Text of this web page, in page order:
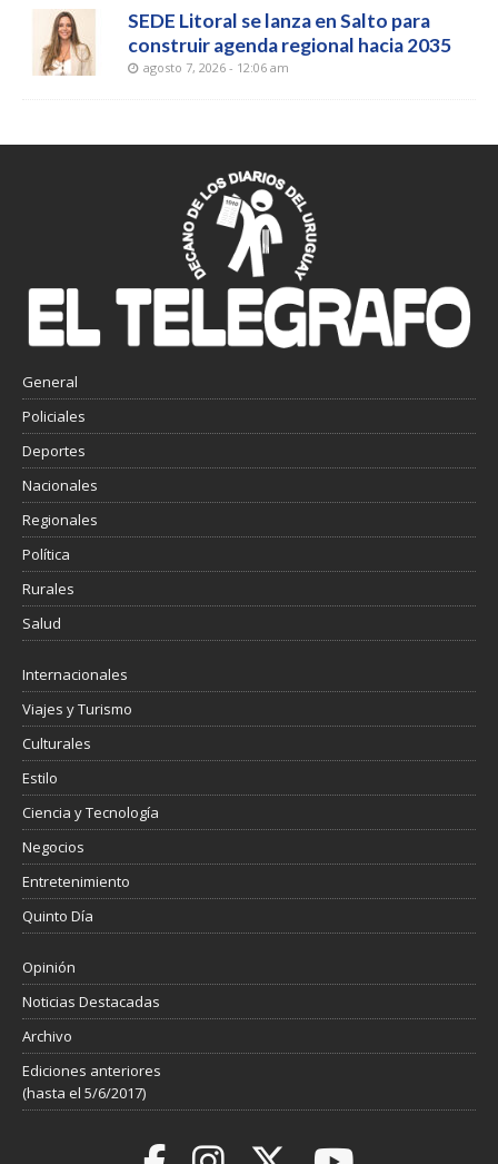
SEDE Litoral se lanza en Salto para
construir agenda regional hacia 2035
agosto 7, 2026 - 12:06 am
General
Policiales
Deportes
Nacionales
Regionales
Política
Rurales
Salud
Internacionales
Viajes y Turismo
Culturales
Estilo
Ciencia y Tecnología
Negocios
Entretenimiento
Quinto Día
Opinión
Noticias Destacadas
Archivo
Ediciones anteriores
(hasta el 5/6/2017)